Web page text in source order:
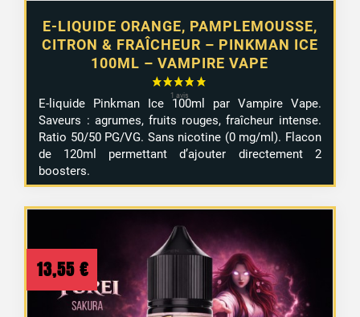
E-LIQUIDE ORANGE, PAMPLEMOUSSE,
CITRON & FRAÎCHEUR – PINKMAN ICE
100ML – VAMPIRE VAPE
E-liquide Pinkman Ice 100ml par Vampire Vape.
Saveurs : agrumes, fruits rouges, fraîcheur intense.
Ratio 50/50 PG/VG. Sans nicotine (0 mg/ml). Flacon
de 120ml permettant d’ajouter directement 2
boosters.
13,55 €